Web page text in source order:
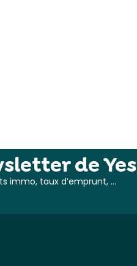
de Yes
immo, taux d’emprunt, …